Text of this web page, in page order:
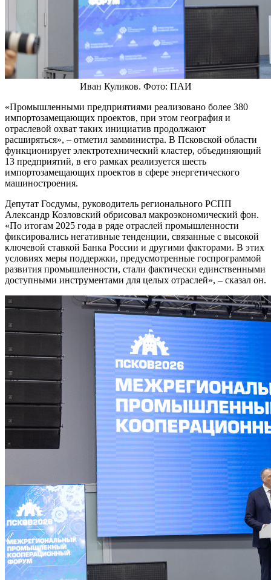
Иван Куликов. Фото: ПАИ
«Промышленными предприятиями реализовано более 380
импортозамещающих проектов, при этом география и
отраслевой охват таких инициатив продолжают
расширяться», – отметил замминистра. В Псковской области
функционирует электротехнический кластер, объединяющий
13 предприятий, в его рамках реализуется шесть
импортозамещающих проектов в сфере энергетического
машиностроения.
Депутат Госдумы, руководитель регионального РСПП
Александр Козловский обрисовал макроэкономический фон.
«По итогам 2025 года в ряде отраслей промышленности
фиксировались негативные тенденции, связанные с высокой
ключевой ставкой Банка России и другими факторами. В этих
условиях меры поддержки, предусмотренные госпрограммой
развития промышленности, стали фактически единственными
доступными инструментами для целых отраслей», – сказал он.